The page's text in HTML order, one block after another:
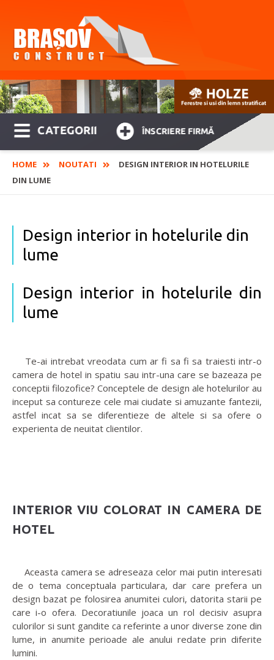
CATEGORII ÎNSCRIERE FIRMĂ
HOME NOUTATI
DESIGN INTERIOR IN HOTELURILE
DIN LUME
Design interior in hotelurile din
lume
Design interior in hotelurile din
lume
Te-ai intrebat vreodata cum ar fi sa fi sa traiesti intr-o
camera de hotel in spatiu sau intr-una care se bazeaza pe
conceptii filozofice? Conceptele de design ale hotelurilor au
inceput sa contureze cele mai ciudate si amuzante fantezii,
astfel incat sa se diferentieze de altele si sa ofere o
experienta de neuitat clientilor.
INTERIOR VIU COLORAT IN CAMERA DE
HOTEL
Aceasta camera se adreseaza celor mai putin interesati
de o tema conceptuala particulara, dar care prefera un
design bazat pe folosirea anumitei culori, datorita starii pe
care i-o ofera. Decoratiunile joaca un rol decisiv asupra
culorilor si sunt gandite ca referinte a unor diverse zone din
lume, in anumite perioade ale anului redate prin diferite
lumini.